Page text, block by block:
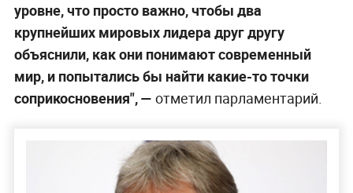
уровне, что просто важно, чтобы два
крупнейших мировых лидера друг другу
объяснили, как они понимают современный
мир, и попытались бы найти какие-то точки
соприкосновения", — отметил парламентарий.